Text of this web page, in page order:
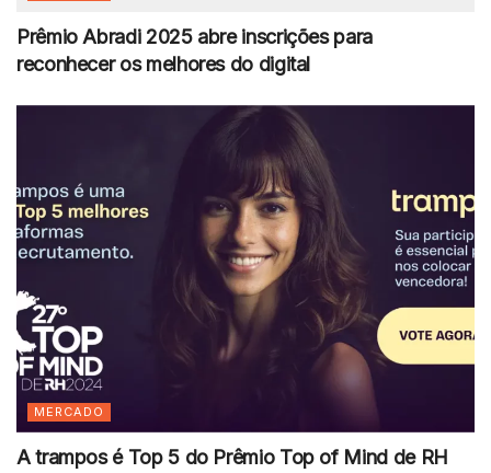
Prêmio Abradi 2025 abre inscrições para
reconhecer os melhores do digital
MERCADO
A trampos é Top 5 do Prêmio Top of Mind de RH